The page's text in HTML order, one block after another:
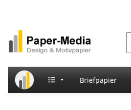
Briefpapier